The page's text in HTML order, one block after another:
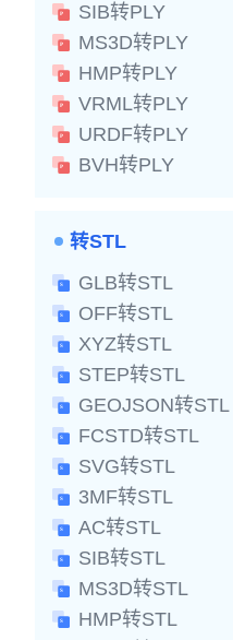
SIB转PLY
MS3D转PLY
HMP转PLY
VRML转PLY
URDF转PLY
BVH转PLY
转STL
GLB转STL
OFF转STL
XYZ转STL
STEP转STL
GEOJSON转STL
FCSTD转STL
SVG转STL
3MF转STL
AC转STL
SIB转STL
MS3D转STL
HMP转STL